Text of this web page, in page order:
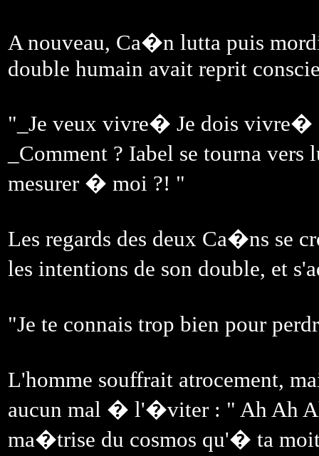
A nouveau, Ca�n lutta puis
double humain avait reprit
"_Je veux vivre� Je dois vivre�
_Comment ? Iabel se tourna
mesurer � moi ?! "
Les regards des deux Ca�ns
les intentions de son double, et
"Je te connais trop bien pour
L'homme souffrait atrocement,
aucun mal � l'�viter : " Ah Ah
ma�trise du cosmos qu'� ta